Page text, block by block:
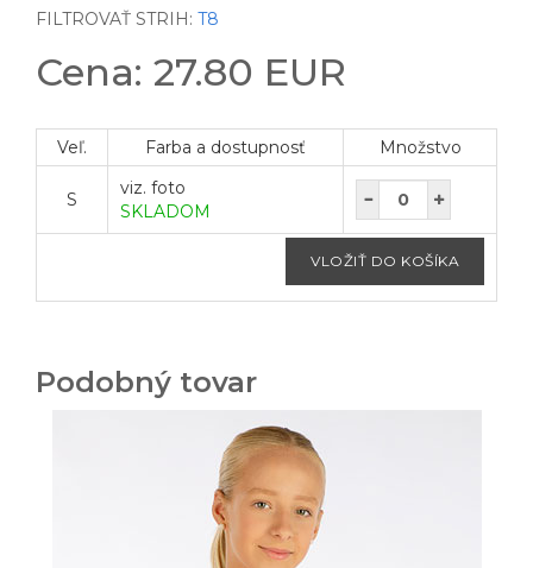
FILTROVAŤ STRIH: T8
Cena: 27.80 EUR
Veľ. Farba a dostupnosť Množstvo
S
viz. foto
SKLADOM
Podobný tovar